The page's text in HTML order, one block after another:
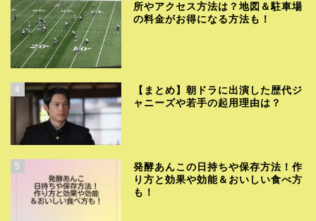
所やアクセス方法は？地図＆駐車場
の料金がお得になる方法も！
4
【まとめ】朝ドラに出演した歴代ジ
ャニーズや若手の起用理由は？
5
発酵あんこの日持ちや保存方法！作
り方と効果や効能＆おいしい食べ方
も！